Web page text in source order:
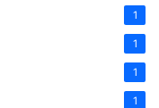
1
1
1
1